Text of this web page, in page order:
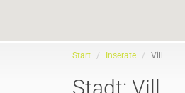
Start Inserate Vill
Stadt: Vill